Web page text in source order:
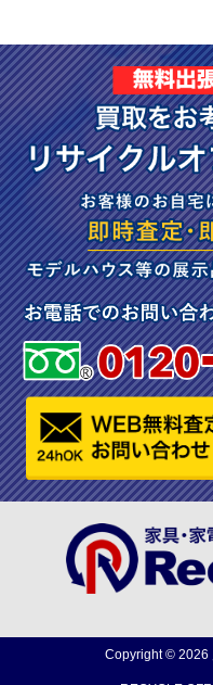
Copyright © 2026